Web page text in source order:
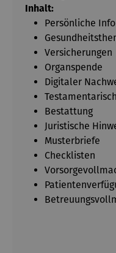
Inhalt:
Persönliche
Versicherungen
Organspende
Digitaler
Bestattung
Juristische
Musterbriefe
Checklisten